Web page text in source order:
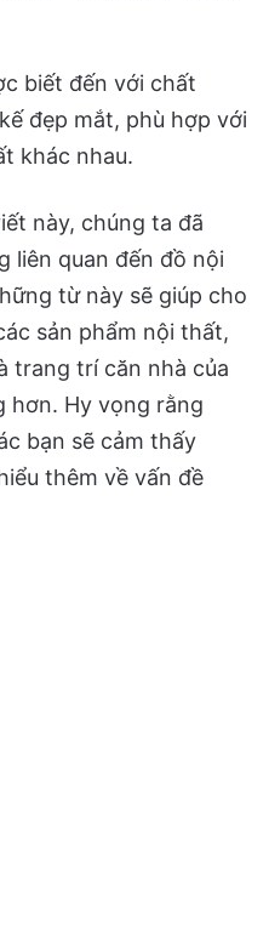
biết đến với chất
đẹp mắt, phù hợp với
khác nhau.
này, chúng ta đã
liên quan đến đồ nội
từ này sẽ giúp cho
sản phẩm nội thất,
trang trí căn nhà của
hơn. Hy vọng rằng
bạn sẽ cảm thấy
thêm về vấn đề